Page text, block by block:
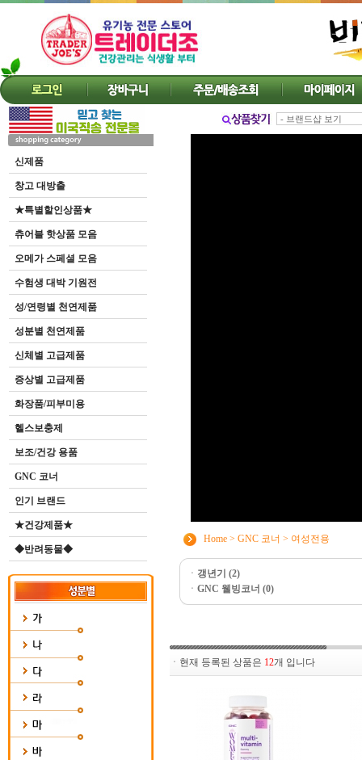
신제품
창고 대방출
★특별할인상품★
츄어블 핫상품 모음
오메가 스페셜 모음
수험생 대박 기원전
성/연령별 천연제품
성분별 천연제품
신체별 고급제품
증상별 고급제품
화장품/피부미용
헬스보충제
보조/건강 용품
GNC 코너
인기 브랜드
★건강제품★
◆반려동물◆
Home > GNC 코너 > 여성전용
ㆍ 갱년기 (2)
ㆍ GNC 웰빙코너 (0)
ㆍ현재 등록된 상품은 12개 입니다